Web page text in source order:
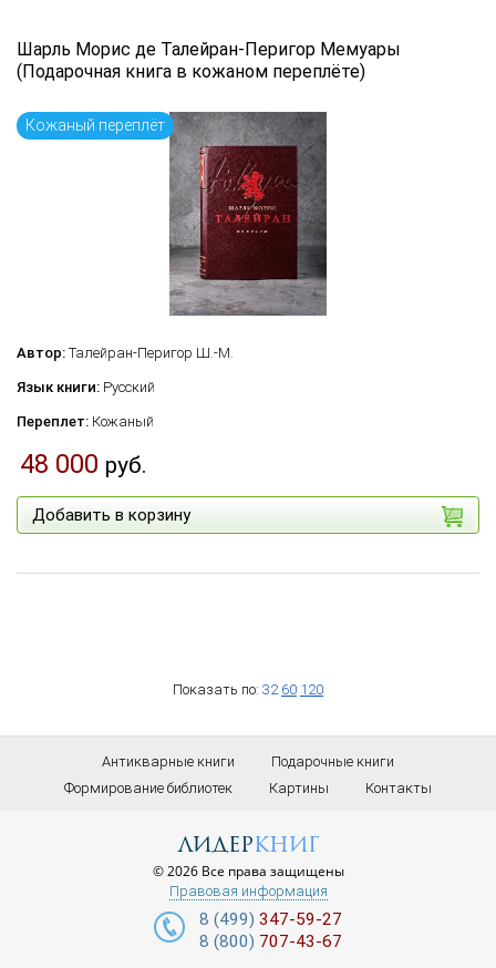
...
по дате поступления (новинки)
Шарль Морис де Талейран-Перигор Мемуары
(Подарочная книга в кожаном переплёте)
Кожаный переплёт
Автор: Талейран-Перигор Ш.-М.
Язык книги: Русский
Переплет: Кожаный
48 000 руб.
Добавить в корзину
Показать по: 32 60 120
Антикварные книги
Подарочные книги
Формирование библиотек
Картины Контакты
лидеркниг
© 2026 Все права защищены
Правовая информация
8 (499) 347-59-27
8 (800) 707-43-67